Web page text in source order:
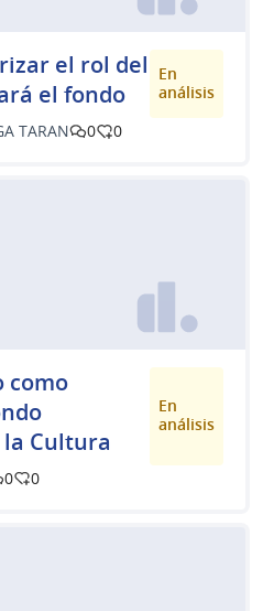
el rol del
el fondo
En
análisis
TARAN
0 0
como
Cultura
En
análisis
0 0